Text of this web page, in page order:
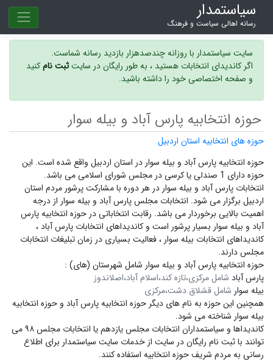
سیاستمدار
رسانه اهالی سیاست و فرهنگ
سایت سیاستمدار با روزانه چندصدهزار بازدید رسانه شماست.
اگر کاندیدای انتخابات هستید ، به طور رایگان در سایتثبت نامکنید
و صفحه اختصاصی خود را داشته باشید.
حوزه انتخابیه پارس آباد و بیله سوار
حوزه های انتخابیه استان اردبیل
حوزه انتخابیه پارس آباد و بیله سوار در استان اردبیل واقع شده است. این
حوزه دارای 1 صندلی یا کرسی در مجلس شورای اسلامی می باشد.
انتخابات پارس آباد و بیله سوار در هر دوره با مشارکت پرشور مردم استان
اردبیل برگزار می شود. انتخابات مجلس پارس آباد و بیله سوار از درجه
اهمیت بالایی برخوردار می باشد. رقابت انتخاباتی در حوزه انتخابیه پارس
آباد و بیله سوار بسیار پرشور است و کاندیداهای انتخابات پارس آباد ،
کاندیداهای انتخابات بیله سوار ،فعالیت بسیاری در زمان تبلیغات انتخابات
مجلس دارند.
حوزه انتخابیه پارس آباد و بیله سوار شامل شهرستان (های) :
پارس آباد شامل مرکزی،تازه کند،اسلام آباد،اصلاندوز
بیله سوار شامل قشلاق دشت،مرکزی
همچنین این حوزه به نام های دیگر حوزه انتخابیه پارس آباد و حوزه انتخابیه
بیله سوار شناخته می شود.
کاندیداها و سیاستمداران انتخابات مجلس یازدهم یا انتخابات مجلس ۹۸ می
توانند با ثبت نام رایگان در سایت از خدمات سایت سیاستمدار برای اطلاع
رسانی به مردم شریف حوزه انتخابیه استفاده کنند.